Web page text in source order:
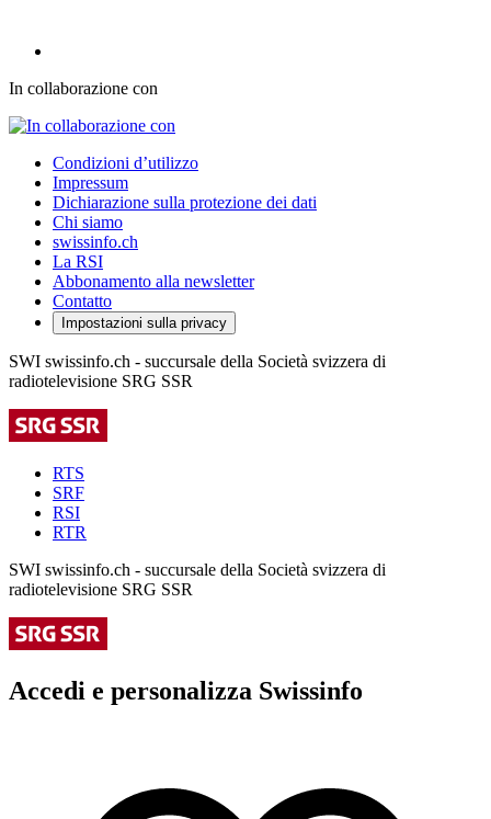
In collaborazione con
Condizioni d’utilizzo
Impressum
Dichiarazione sulla protezione dei dati
Chi siamo
swissinfo.ch
La RSI
Abbonamento alla newsletter
Contatto
Impostazioni sulla privacy
SWI swissinfo.ch - succursale della Società svizzera di
radiotelevisione SRG SSR
RTS
SRF
RSI
RTR
SWI swissinfo.ch - succursale della Società svizzera di
radiotelevisione SRG SSR
Accedi e personalizza Swissinfo